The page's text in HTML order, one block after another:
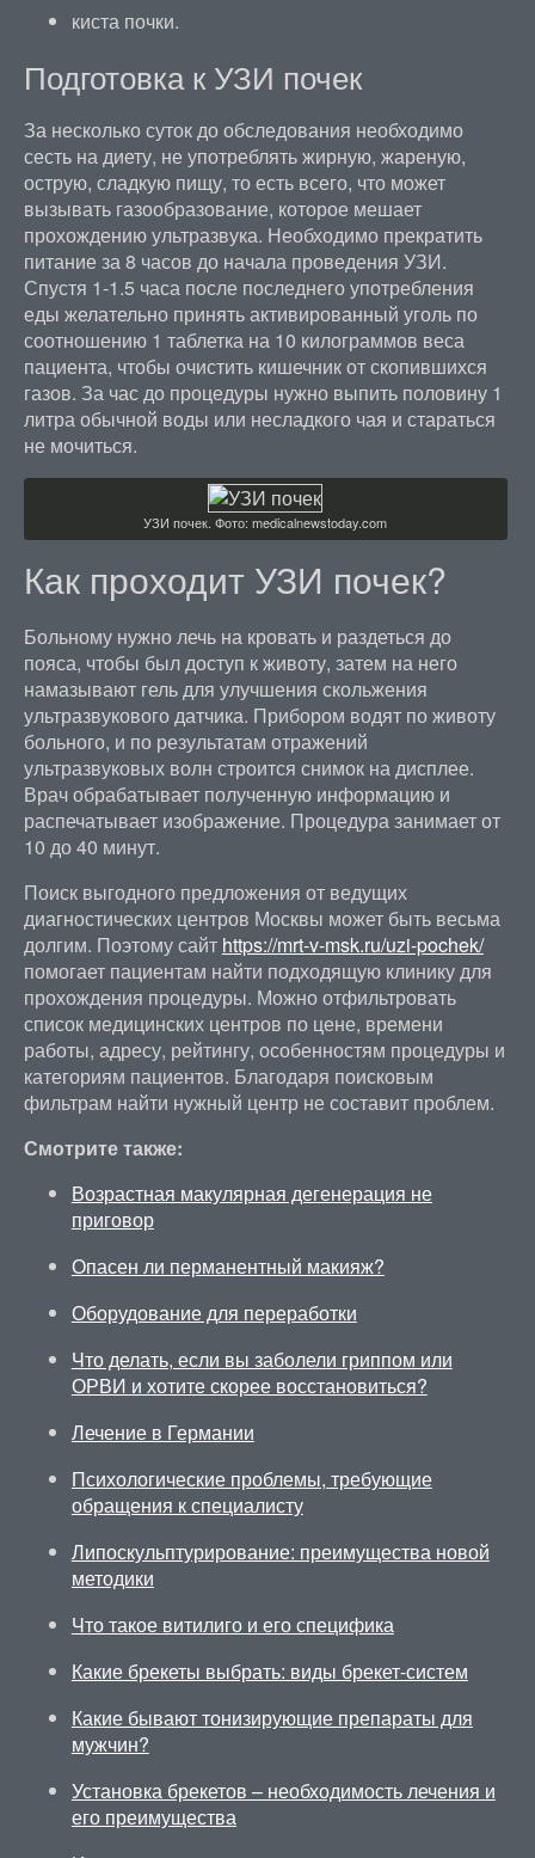
киста почки.
Подготовка к УЗИ почек
За несколько суток до обследования необходимо
сесть на диету, не употреблять жирную, жареную,
острую, сладкую пищу, то есть всего, что может
вызывать газообразование, которое мешает
прохождению ультразвука. Необходимо прекратить
питание за 8 часов до начала проведения УЗИ.
Спустя 1-1.5 часа после последнего употребления
еды желательно принять активированный уголь по
соотношению 1 таблетка на 10 килограммов веса
пациента, чтобы очистить кишечник от скопившихся
газов. За час до процедуры нужно выпить половину 1
литра обычной воды или несладкого чая и стараться
не мочиться.
УЗИ почек. Фото: medicalnewstoday.com
Как проходит УЗИ почек?
Больному нужно лечь на кровать и раздеться до
пояса, чтобы был доступ к животу, затем на него
намазывают гель для улучшения скольжения
ультразвукового датчика. Прибором водят по животу
больного, и по результатам отражений
ультразвуковых волн строится снимок на дисплее.
Врач обрабатывает полученную информацию и
распечатывает изображение. Процедура занимает от
10 до 40 минут.
Поиск выгодного предложения от ведущих
диагностических центров Москвы может быть весьма
долгим. Поэтому сайт https://mrt-v-msk.ru/uzi-pochek/
помогает пациентам найти подходящую клинику для
прохождения процедуры. Можно отфильтровать
список медицинских центров по цене, времени
работы, адресу, рейтингу, особенностям процедуры и
категориям пациентов. Благодаря поисковым
фильтрам найти нужный центр не составит проблем.
Смотрите также:
Возрастная макулярная дегенерация не
приговор
Опасен ли перманентный макияж?
Оборудование для переработки
Что делать, если вы заболели гриппом или
ОРВИ и хотите скорее восстановиться?
Лечение в Германии
Психологические проблемы, требующие
обращения к специалисту
Липоскульптурирование: преимущества новой
методики
Что такое витилиго и его специфика
Какие брекеты выбрать: виды брекет-систем
Какие бывают тонизирующие препараты для
мужчин?
Установка брекетов – необходимость лечения и
его преимущества